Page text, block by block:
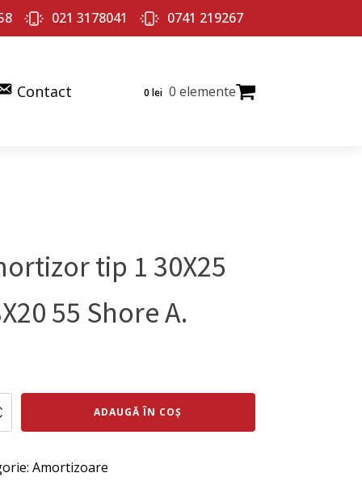
021 3178041 0741 219267
Contact 0 lei 0 elemente
tip 1 30X25
55 Shore A.
ADAUGĂ ÎN COȘ
Amortizoare